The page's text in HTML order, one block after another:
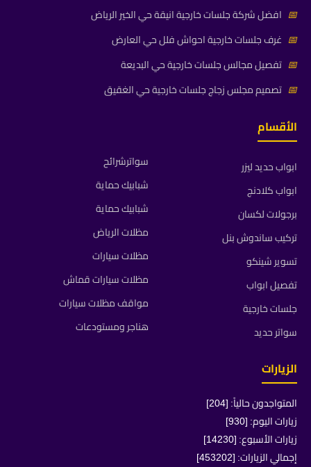
📅 افضل شركة جلسات خارجية انيقة حي الخير الرياض
📅 غرف جلسات خارجية احواش فلل حي العارض
📅 تفصيل مجالس جلسات خارجية حي البديعة
📅 تصميم مجلس زجاج جلسات خارجية حي الغقيق
الأقسام
ابواب حديد ليزر
ابواب كلادنج
برجولات لكسان
تركيب ساندوش بنل
تسوير شينكو
تفصيل ابواب
جلسات خارجية
سواتر حديد
سواترشرائح
شبابيك حماية
شبابيك حماية
مظلات الرياض
مظلات سيارات
مظلات سيارات قماش
مواقف مظلات سيارات
هناجر ومستودعات
الزيارات
المتواجدون حالياً: [204]
زيارات اليوم: [930]
زيارات الأسبوع: [14230]
إجمالي الزيارات: [453202]